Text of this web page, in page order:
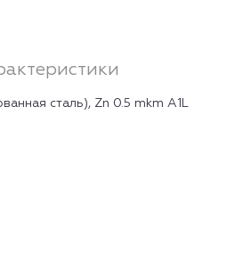
сталь), Zn 0.5 mkm A1L